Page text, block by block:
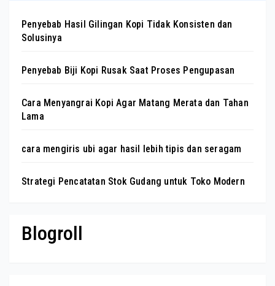
Penyebab Hasil Gilingan Kopi Tidak Konsisten dan
Solusinya
Penyebab Biji Kopi Rusak Saat Proses Pengupasan
Cara Menyangrai Kopi Agar Matang Merata dan Tahan
Lama
cara mengiris ubi agar hasil lebih tipis dan seragam
Strategi Pencatatan Stok Gudang untuk Toko Modern
Blogroll